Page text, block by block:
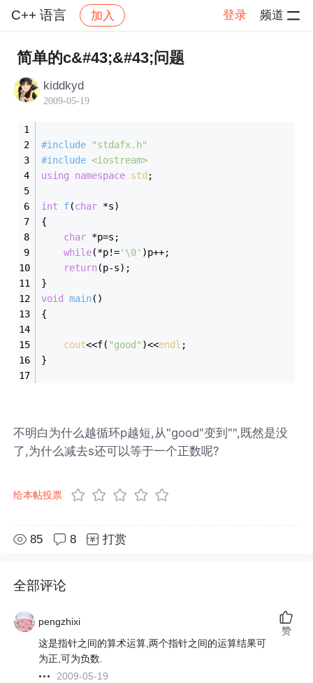
C++ 语言 加入 登录 频道
社区 C++ 语言 帖子详情
简单的c&#43;&#43;问题
kiddkyd
2009-05-19
#include
"stdafx.h"
#include <iostream>
using
namespace std ;
int f(char *s)
{
char *p=s;
while(*p!='\0' )p++;
return(p-s);
}
void
main()
{
cout<<f( "good" )<<endl ;
}
不明白为什么越循环p越短,从"good"变到"",既然是没
了,为什么减去s还可以等于一个正数呢?
给本帖投票
85 8 打赏
全部评论
pengzhixi
这是指针之间的算术运算,两个指针之间的运算结果可
为正,可为负数.
2009-05-19
赞